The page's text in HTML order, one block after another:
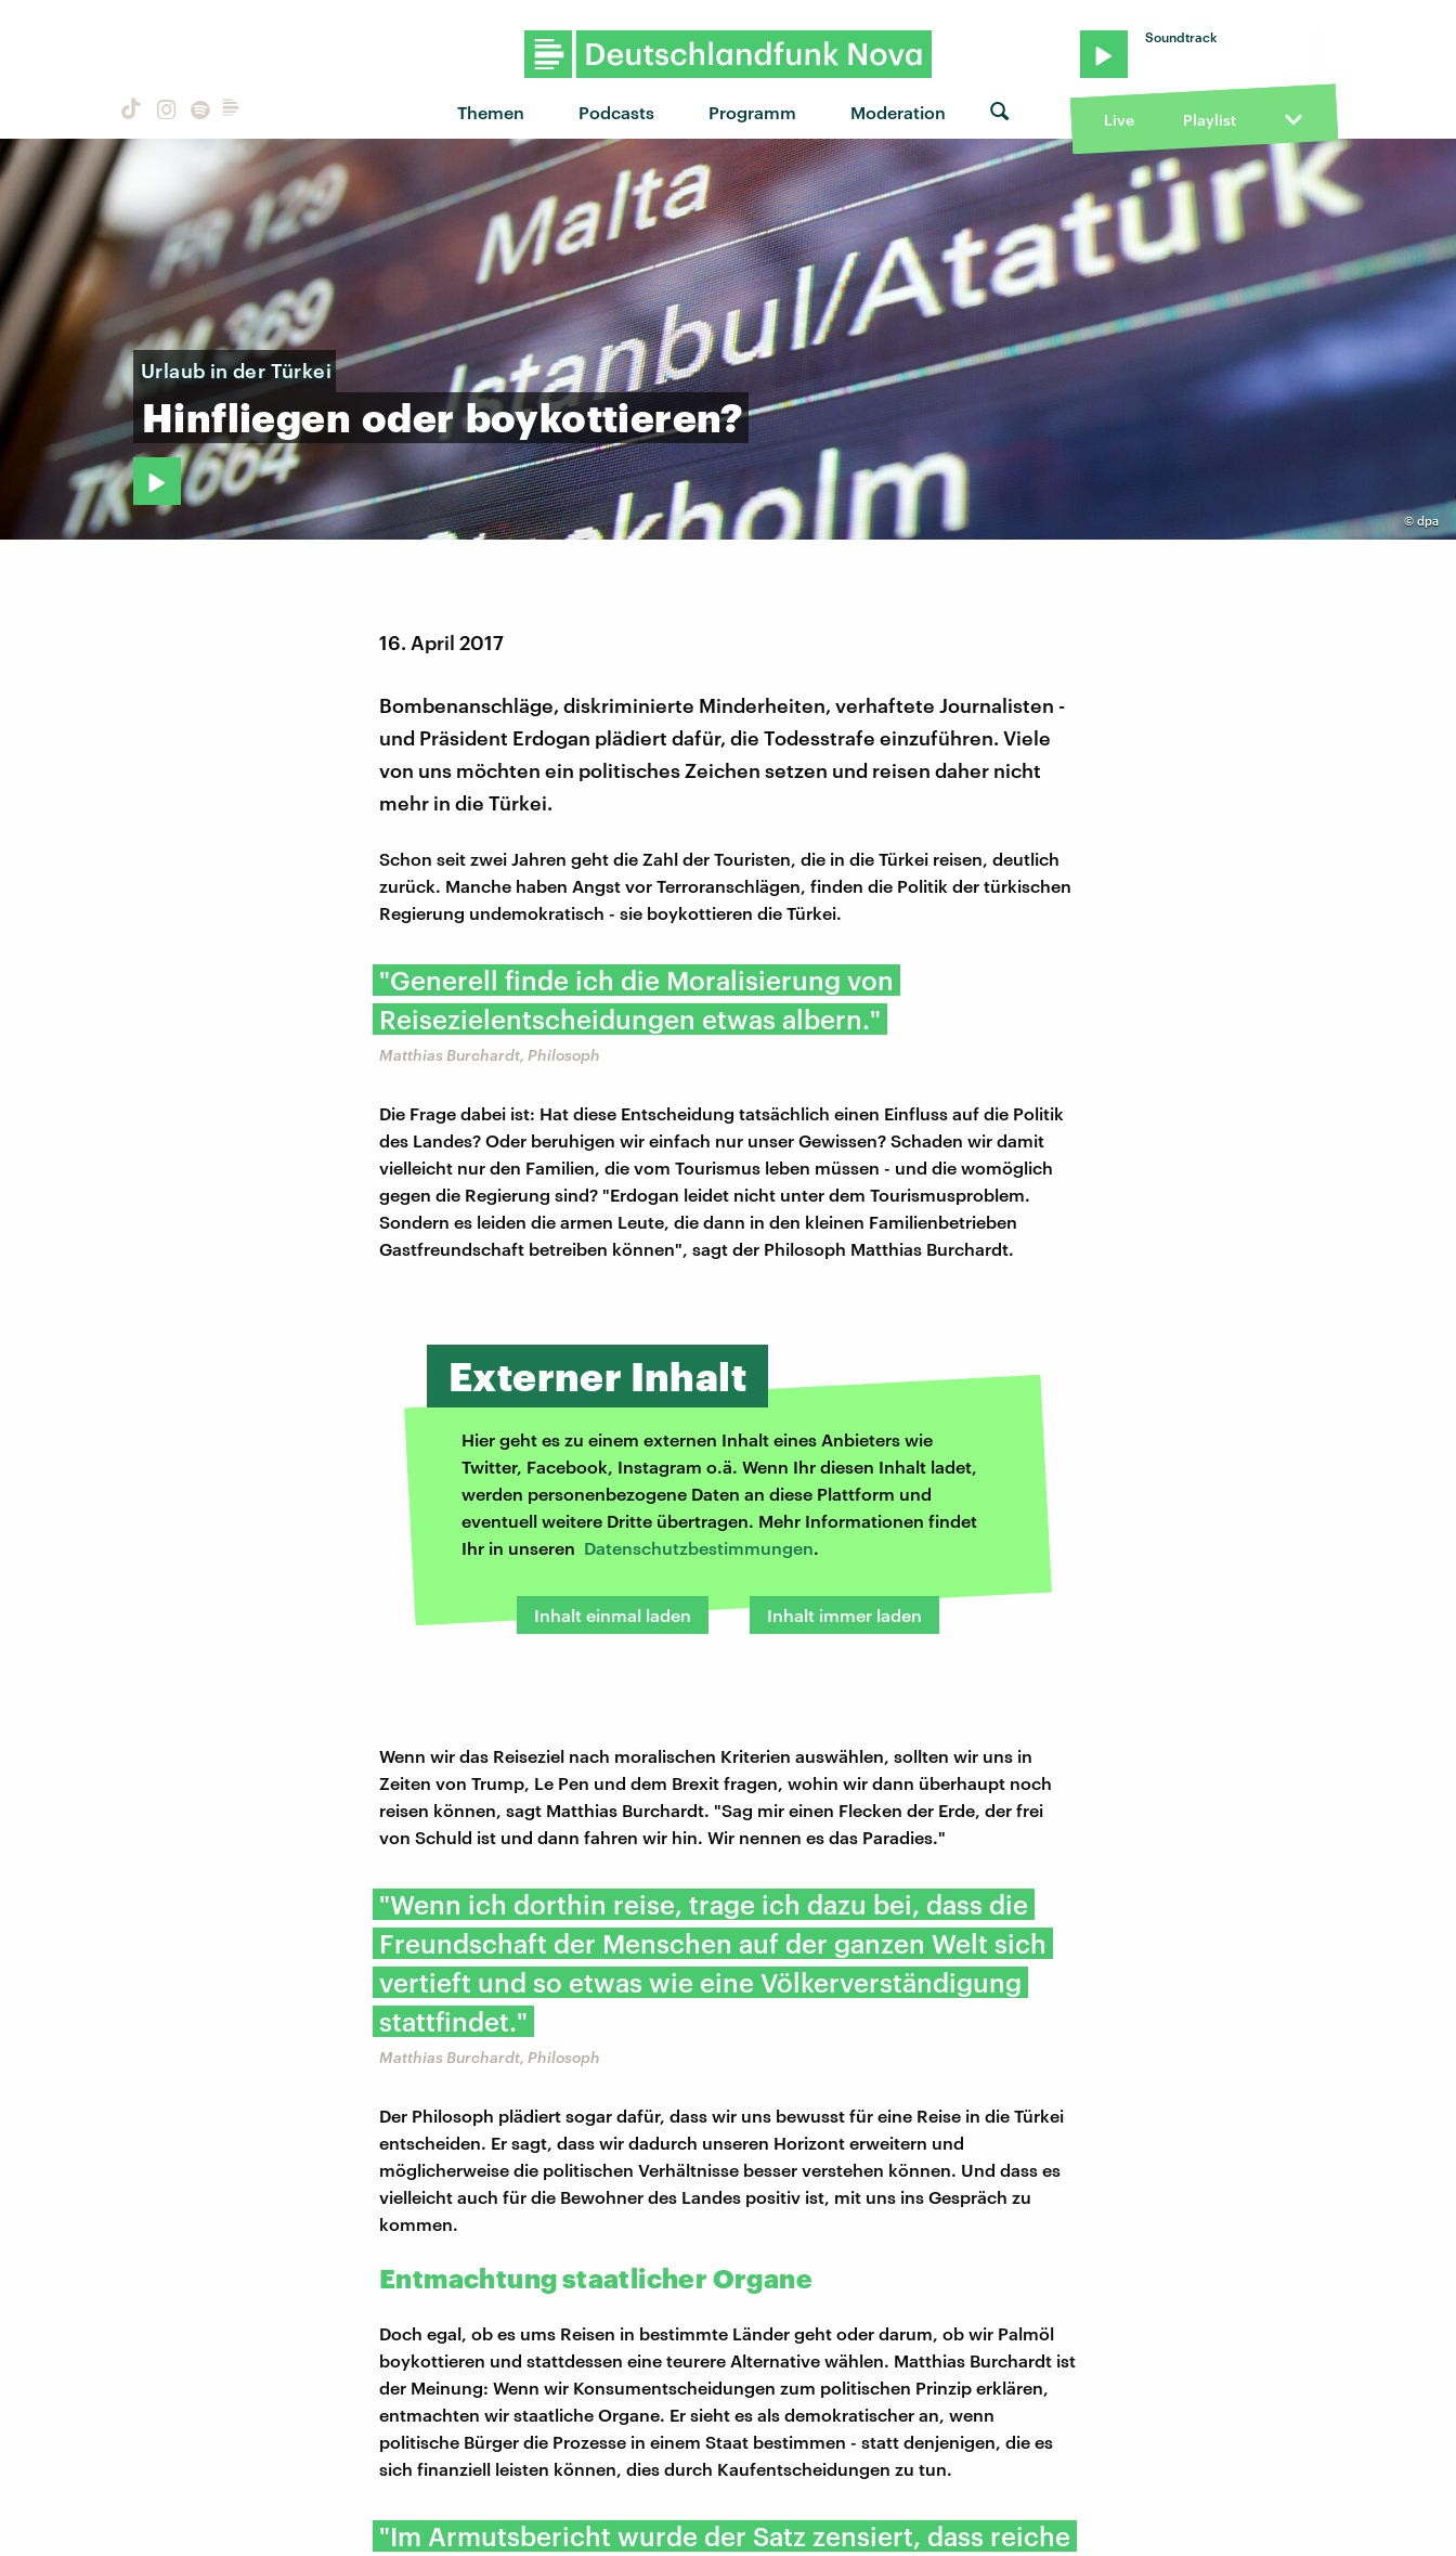
Themen Podcasts Programm Moderation
Soundtrack
Live Playlist
© dpa
Urlaub in der Türkei
Hinfliegen oder boykottieren?
16. April 2017
Bombenanschläge, diskriminierte Minderheiten, verhaftete Journalisten -
und Präsident Erdogan plädiert dafür, die Todesstrafe einzuführen. Viele
von uns möchten ein politisches Zeichen setzen und reisen daher nicht
mehr in die Türkei.
Schon seit zwei Jahren geht die Zahl der Touristen, die in die Türkei reisen, deutlich
zurück. Manche haben Angst vor Terroranschlägen, finden die Politik der türkischen
Regierung undemokratisch - sie boykottieren die Türkei.
"Generell finde ich die Moralisierung von
Reisezielentscheidungen etwas albern."
Matthias Burchardt, Philosoph
Die Frage dabei ist: Hat diese Entscheidung tatsächlich einen Einfluss auf die Politik
des Landes? Oder beruhigen wir einfach nur unser Gewissen? Schaden wir damit
vielleicht nur den Familien, die vom Tourismus leben müssen - und die womöglich
gegen die Regierung sind? "Erdogan leidet nicht unter dem Tourismusproblem.
Sondern es leiden die armen Leute, die dann in den kleinen Familienbetrieben
Gastfreundschaft betreiben können", sagt der Philosoph Matthias Burchardt.
Externer Inhalt
Hier geht es zu einem externen Inhalt eines Anbieters wie
Twitter, Facebook, Instagram o.ä. Wenn Ihr diesen Inhalt ladet,
werden personenbezogene Daten an diese Plattform und
eventuell weitere Dritte übertragen. Mehr Informationen findet
Ihr in unseren Datenschutzbestimmungen.
Inhalt einmal laden Inhalt immer laden
Wenn wir das Reiseziel nach moralischen Kriterien auswählen, sollten wir uns in
Zeiten von Trump, Le Pen und dem Brexit fragen, wohin wir dann überhaupt noch
reisen können, sagt Matthias Burchardt. "Sag mir einen Flecken der Erde, der frei
von Schuld ist und dann fahren wir hin. Wir nennen es das Paradies."
"Wenn ich dorthin reise, trage ich dazu bei, dass die
Freundschaft der Menschen auf der ganzen Welt sich
vertieft und so etwas wie eine Völkerverständigung
stattfindet."
Matthias Burchardt, Philosoph
Der Philosoph plädiert sogar dafür, dass wir uns bewusst für eine Reise in die Türkei
entscheiden. Er sagt, dass wir dadurch unseren Horizont erweitern und
möglicherweise die politischen Verhältnisse besser verstehen können. Und dass es
vielleicht auch für die Bewohner des Landes positiv ist, mit uns ins Gespräch zu
kommen.
Entmachtung staatlicher Organe
Doch egal, ob es ums Reisen in bestimmte Länder geht oder darum, ob wir Palmöl
boykottieren und stattdessen eine teurere Alternative wählen. Matthias Burchardt ist
der Meinung: Wenn wir Konsumentscheidungen zum politischen Prinzip erklären,
entmachten wir staatliche Organe. Er sieht es als demokratischer an, wenn
politische Bürger die Prozesse in einem Staat bestimmen - statt denjenigen, die es
sich finanziell leisten können, dies durch Kaufentscheidungen zu tun.
​"Im Armutsbericht wurde der Satz zensiert, dass reiche